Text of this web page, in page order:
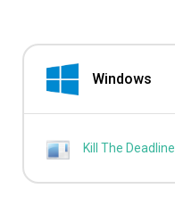
Windows
Kill The Deadline